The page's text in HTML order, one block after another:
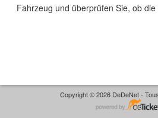
Fahrzeug und überprüfen Sie, ob
Copyright © 2026 DeDeNet -